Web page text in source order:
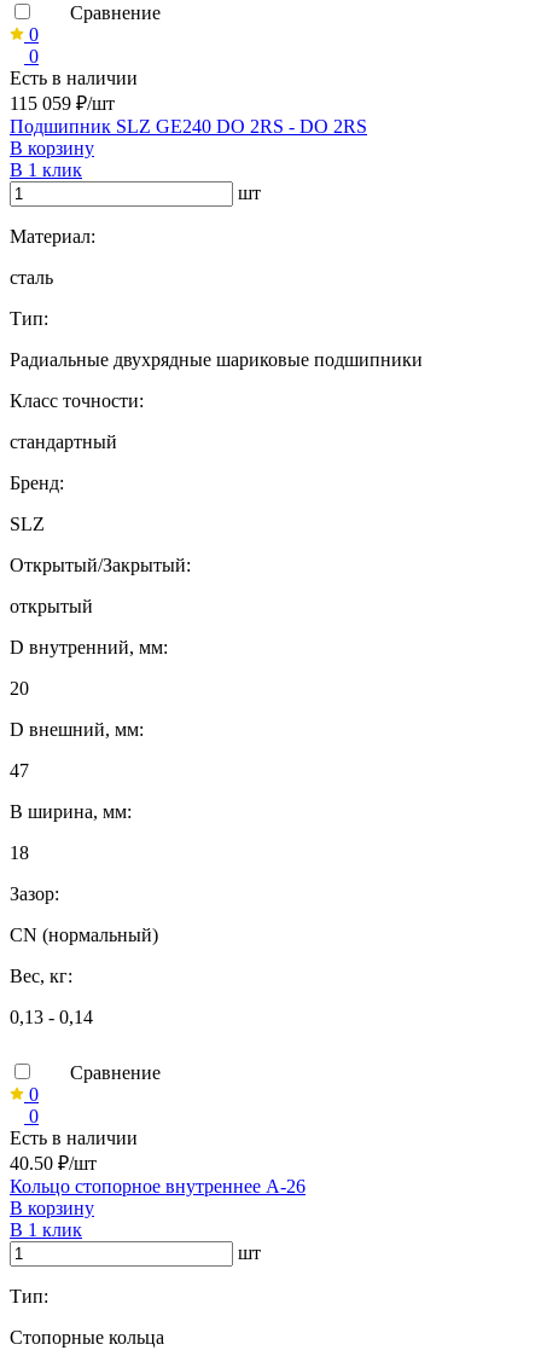
Сравнение
0
0
Есть в наличии
115 059 ₽/шт
Подшипник SLZ GE240 DO 2RS - DO 2RS
В корзину
В 1 клик
шт
Материал:
сталь
Тип:
Радиальные двухрядные шариковые подшипники
Класс точности:
стандартный
Бренд:
SLZ
Открытый/Закрытый:
открытый
D внутренний, мм:
20
D внешний, мм:
47
B ширина, мм:
18
Зазор:
CN (нормальный)
Вес, кг:
0,13 - 0,14
Сравнение
0
0
Есть в наличии
40.50 ₽/шт
Кольцо стопорное внутреннее А-26
В корзину
В 1 клик
шт
Тип:
Стопорные кольца